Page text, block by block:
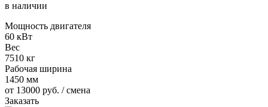
в наличии
Мощность двигателя
60 кВт
Вес
7510 кг
Рабочая ширина
1450 мм
от 13000 руб. / смена
Заказать